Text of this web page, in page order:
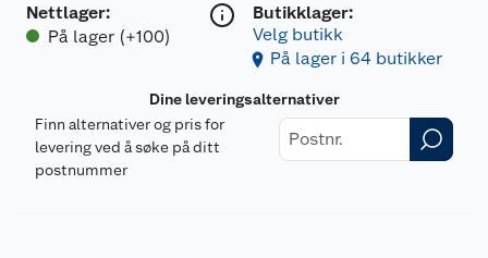
Nettlager:
På lager (+100)
Butikklager:
Velg butikk
På lager i 64 butikker
Dine leveringsalternativer
Finn alternativer og pris for
levering ved å søke på ditt
postnummer